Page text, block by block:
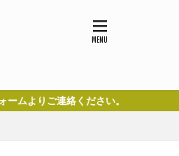
い。